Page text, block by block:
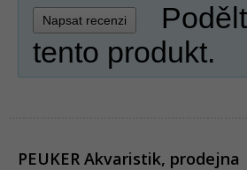
Napsat recenzi
tento produkt.
PEUKER Akvaristik, prodejna